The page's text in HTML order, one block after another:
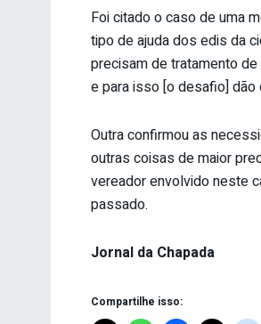
Foi citado o caso de uma
tipo de ajuda dos edis da
precisam de tratamento
e para isso [o desafio] dão
Outra confirmou as
outras coisas de maior
vereador envolvido neste
passado.
Jornal da Chapada
Compartilhe isso: